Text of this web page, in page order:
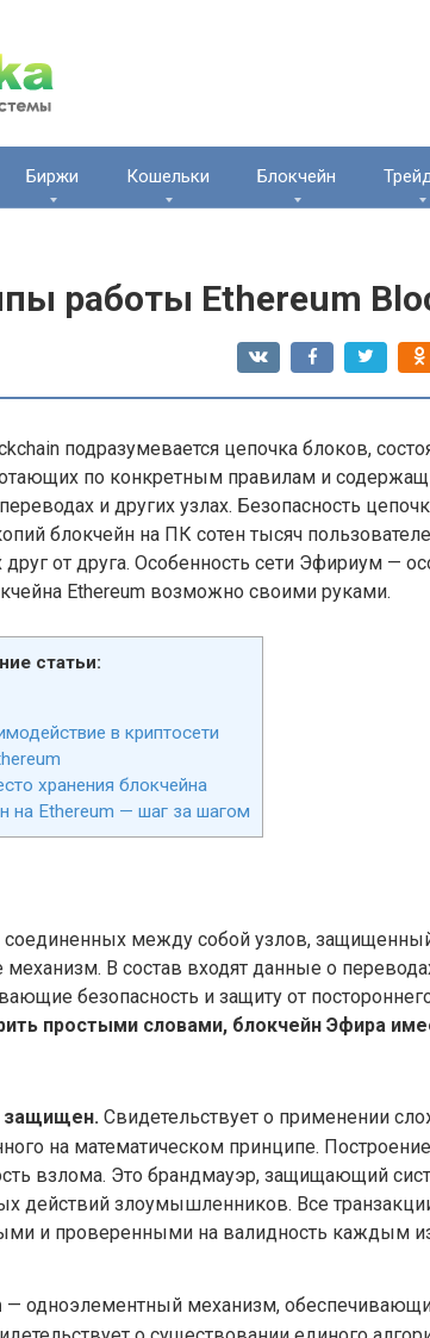
Биржи Кошельки Блокчейн
работы Ethereum
подразумевается цепочка блоков,
по конкретным правилам и
и других узлах. Безопасность
блокчейн на ПК сотен тысяч
от друга. Особенность сети Эфириум —
Ethereum возможно своими руками.
статьи:
в криптосети
хранения блокчейна
на Ethereum — шаг за шагом
соединенных между собой узлов,
В состав входят данные о
безопасность и защиту от
простыми словами, блокчейн Эфира
защищен. Свидетельствует о применении
на математическом принципе.
взлома. Это брандмауэр, защищающий
действий злоумышленников. Все
и проверенными на валидность каждым
— одноэлементный механизм,